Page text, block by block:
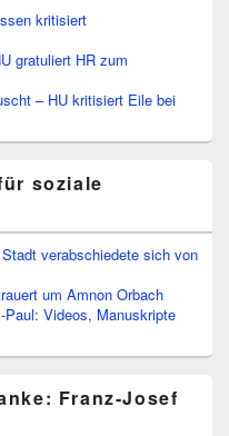
kritisiert
gratuliert HR zum
– HU kritisiert Eile bei
soziale
verabschiedete sich von
um Amnon Orbach
Videos, Manuskripte
Franz-Josef